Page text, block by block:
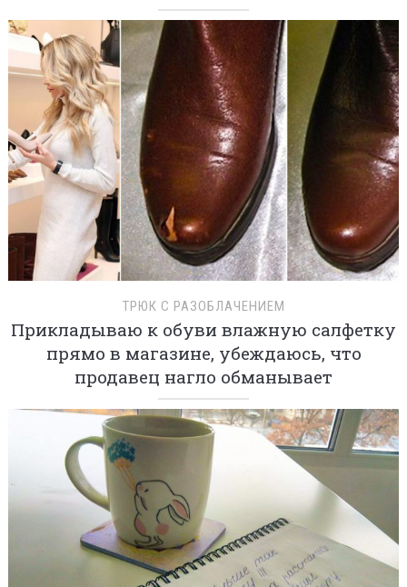
ТРЮК С РАЗОБЛАЧЕНИЕМ
Прикладываю к обуви влажную салфетку
прямо в магазине, убеждаюсь, что
продавец нагло обманывает